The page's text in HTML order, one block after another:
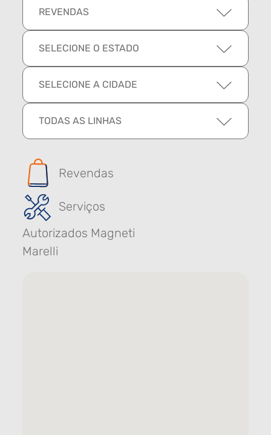
REVENDAS
SELECIONE O ESTADO
SELECIONE A CIDADE
TODAS AS LINHAS
Revendas
Serviços
Autorizados Magneti
Marelli